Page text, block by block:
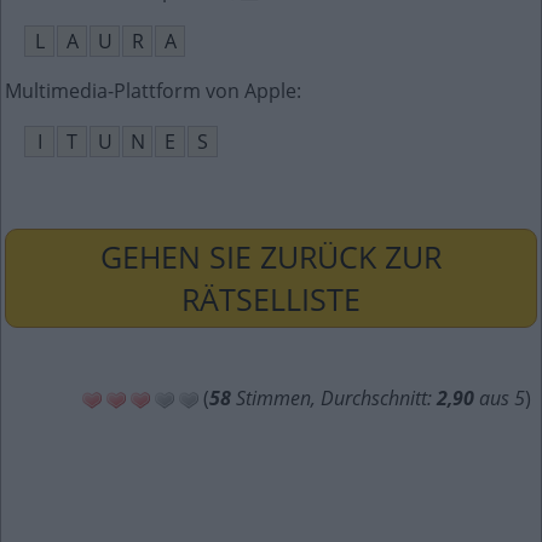
L
A U R
A
Multimedia-Plattform von Apple:
I
T U N E S
GEHEN SIE ZURÜCK ZUR
RÄTSELLISTE
(58Stimmen, Durchschnitt: 2,90 aus 5)